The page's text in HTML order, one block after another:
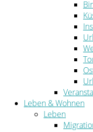
Leben & Wohnen
Leben